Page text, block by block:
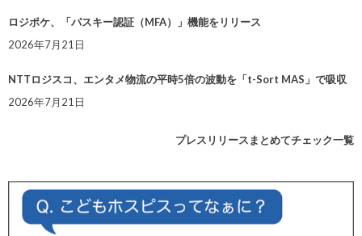
ロジポケ、「パスキー認証（MFA）」機能をリリース
2026年7月21日
NTTロジスコ、エンタメ物流の平時5倍の波動を「t-Sort MAS」で吸収
2026年7月21日
プレスリリースまとめてチェック一覧